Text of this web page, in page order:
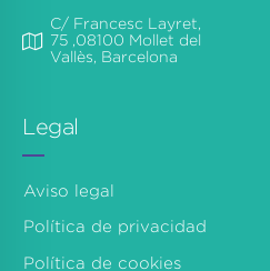
C/ Francesc Layret,
75 ,08100 Mollet del
Vallès, Barcelona
Legal
Aviso legal
Política de privacidad
Política de cookies